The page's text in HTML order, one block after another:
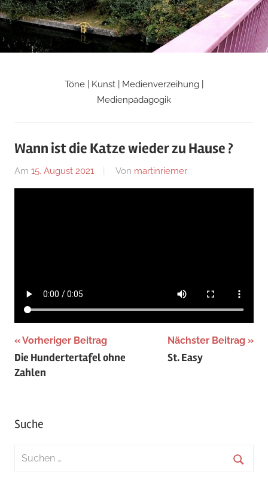
Zum
Inhalt
springen
Martin
Blog
Töne | Kunst | Medienverzeihung |
Medienpädagogik
Wann ist die Katze wieder zu Hause ?
Am 15. August 2021 Von martinriemer
Uncategorized
Beitragsnavigation
Vorheriger Beitrag
Die Hundertertafel ohne
Zahlen
Nächster Beitrag
St. Easy
Suche
Suchen